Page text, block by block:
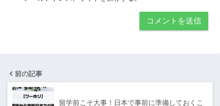
前の記事
留学前こそ大事！日本で事前に準備しておくこ